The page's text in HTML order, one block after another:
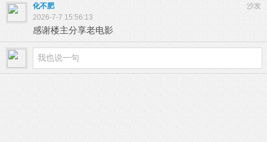
沙发
化不肥
2026-7-7 15:56:13
感谢楼主分享老电影